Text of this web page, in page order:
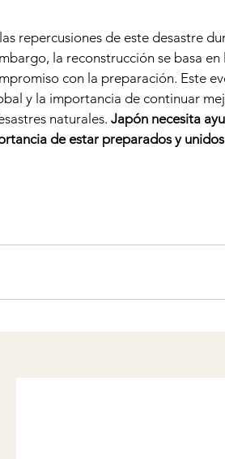
repercusiones de este desastre
la reconstrucción se basa
con la preparación. Este
y la importancia de continuar
naturales. Japón necesita
de estar preparados y